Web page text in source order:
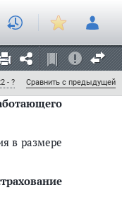
- ? Сравнить с предыдущей
г. и
в размере